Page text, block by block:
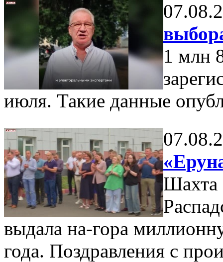
1 млн
июля. Такие данные
Шахта
выдала на-гора
года. Поздравления с